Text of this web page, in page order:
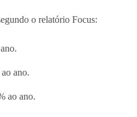
o relatório Focus:
ano.
ao ano.